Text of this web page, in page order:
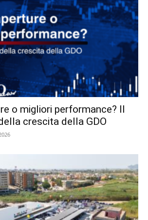
o migliori performance? Il
crescita della GDO